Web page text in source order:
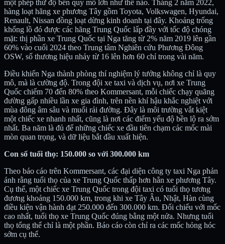
một phép thử độ bền quy mô lớn như thế nào. Tháng 2 năm 2022,
hàng loạt hãng xe phương Tây gồm Toyota, Volkswagen, Hyundai,
Renault, Nissan đồng loạt dừng kinh doanh tại đây. Khoảng trống
khổng lồ đó được các hãng Trung Quốc lấp đầy với tốc độ chóng
mặt: thị phần xe Trung Quốc tại Nga tăng từ 2% năm 2019 lên gần
60% vào cuối 2024 theo Trung tâm Nghiên cứu Phương Đông
OSW, số thương hiệu nhảy từ 16 lên hơn 60 chỉ trong vài năm.
Điều khiến Nga thành phòng thí nghiệm lý tưởng không chỉ là quy
mô, mà là cường độ. Trong đội xe taxi và dịch vụ, nơi xe Trung
Quốc chiếm 70 đến 80% theo Kommersant, mỗi chiếc chạy quãng
đường gấp nhiều lần xe gia đình, trên nền khí hậu khắc nghiệt với
mùa đông âm sâu và muối rải đường. Đây là môi trường vắt kiệt
một chiếc xe nhanh nhất, cũng là nơi các điểm yếu độ bền lộ ra sớm
nhất. Ba năm là đủ để những chiếc xe đầu tiên chạm các mốc mài
mòn quan trọng, và dữ liệu bắt đầu xuất hiện.
Con số tuổi thọ: 150.000 so với 300.000 km
Theo báo cáo trên Kommersant, các đại diện công ty taxi Nga phản
ánh rằng tuổi thọ của xe Trung Quốc thấp hơn hẳn xe phương Tây.
Cụ thể, một chiếc xe Trung Quốc trong đội taxi có tuổi thọ tương
đương khoảng 150.000 km, trong khi xe Tây Âu, Nhật, Hàn cùng
điều kiện vận hành đạt 250.000 đến 300.000 km. Đối chiếu với mốc
cao nhất, tuổi thọ xe Trung Quốc đúng bằng một nửa. Nhưng tuổi
thọ tổng thể chỉ là một phần. Báo cáo còn chỉ ra các mốc hỏng hóc
sớm cụ thể.